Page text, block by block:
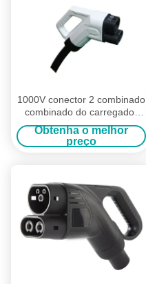
1000V conector 2 combinado
combinado do carregador
CCS da C.C. 80A CCS com
5M Cable
Obtenha o melhor
preço